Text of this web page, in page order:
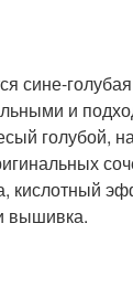
и
голубой,
кислотный
вышивка.